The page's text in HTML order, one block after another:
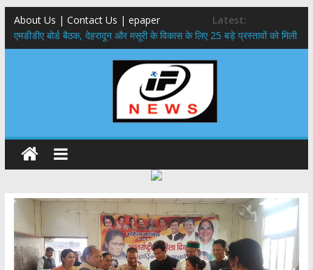
About Us | Contact Us | epaper
Latest:
एमडीडीए बोर्ड बैठक, देहरादून और मसूरी के विकास के लिए 25 बड़े प्रस्तावों को मिली
हरी झंडी
​हरिद्वार से वीरभद्र (ऋषिकेश) तक निकली BJYM की भव्य कांवड़ यात्रा; तेजस्वी
सूर्या ने की देश व प्रदेशवासियों के कल्याण की कामना
24×7 अलर्ट मोड में रहें अधिकारी-मुख्य सचिव मानसून-एसईओसी से मुख्य सचिव ने
की विस्तृत समीक्षा कहा-बंद सड़कों को शीघ्र खोला जाए, लोगों को न हो दिक्कत
459 करोड़ से एचएनबी गढ़वाल विश्वविद्यालय में अनुसंधान संरचना होगी सुदृढ,उच्च
शिक्षा मंत्री धन सिंह रावत ने नवनियुक्त केन्द्रीय शिक्षा मंत्री से की मुलाकात
मुख्यमंत्री से महानिदेशक एनसीसी ने की शिष्टाचार भेंट,उत्तराखण्ड में एनसीसी के
विस्तार एवं आधुनिक आधारभूत संरचना के विकास पर हुई महत्वपूर्ण चर्चा